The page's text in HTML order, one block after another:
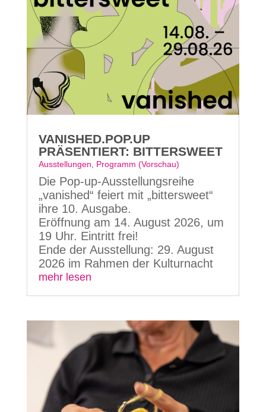
VANISHED.POP.UP
PRÄSENTIERT: BITTERSWEET
Ausstellungen Programm (Vorschau)
Die Pop-up-Ausstellungsreihe
„vanished“ feiert mit „bittersweet“
ihre 10. Ausgabe.
Eröffnung am 14. August 2026, um
19 Uhr. Eintritt frei!
Ende der Ausstellung: 29. August
2026 im Rahmen der Kulturnacht
mehr lesen